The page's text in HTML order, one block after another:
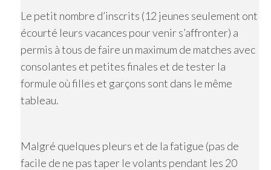
Le petit nombre d’inscrits (12 jeunes seulement ont
écourté leurs vacances pour venir s’affronter) a
permis à tous de faire un maximum de matches avec
consolantes et petites finales et de tester la
formule où filles et garçons sont dans le même
tableau.
Malgré quelques pleurs et de la fatigue (pas de
facile de ne pas taper le volants pendant les 20